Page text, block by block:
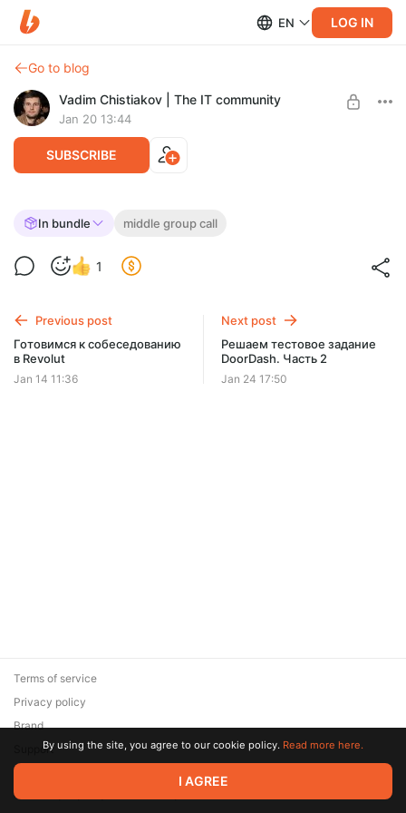
EN LOG IN
Go to blog
Vadim Chistiakov | The IT community
Jan 20 13:44
SUBSCRIBE
Рефакторинг. Разбираем задание из
Рассказываю, как решать задачу на рефакторинг с
In bundle middle group call
1
Previous post
Готовимся к собеседованию
в Revolut
Jan 14 11:36
Next post
Решаем тестовое задание
DoorDash. Часть 2
Jan 24 17:50
© 2026 Zaya Solutions Limited. All rights reserved. All trademarks
are the property of their respective owners.
Terms of service
Privacy policy
Brand
SupportBy using the site, you agree to our cookie policy. Read more here.
I AGREE